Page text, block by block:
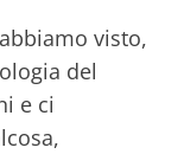
visto,
del
e ci